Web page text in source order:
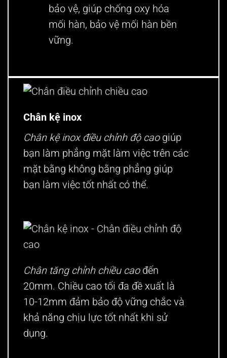
bảo vệ, giúp chống oxy hóa
mối hàn, bảo vệ mối hàn bền
vững.
Chân kệ inox
Chân kệ inox điều chỉnh độ caogiúp
bạn làm phẳng mặt làm việc trên các
mặt bằng không bằng phẳng giúp
bạn làm việc tốt nhất có thể.
Chân tăng chỉnh chiều caođến
20mm. Chiều cao tối đa đề xuất là
10-12mm đảm bảo độ vững chắc và
khả năng chịu lực tốt nhất khi sử
dụng.